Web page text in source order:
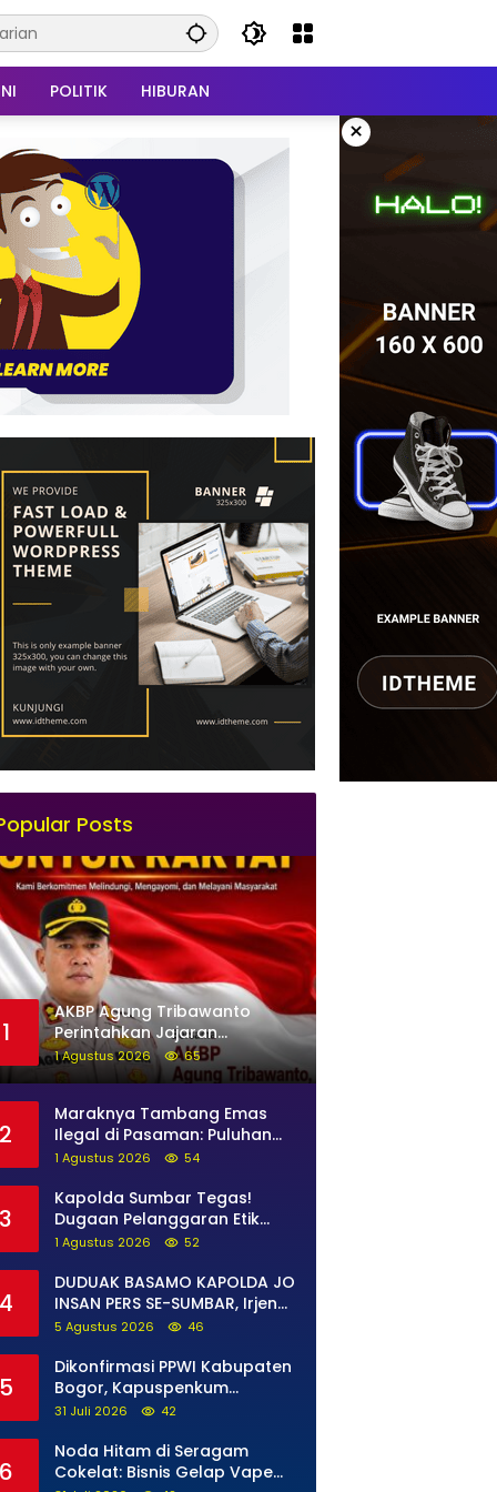
POLITIK HIBURAN
×
Posts
1
AKBP Agung Tribawanto
Perintahkan Jajaran
Persempit Ruang Gerak
Bandar Narkoba di Pasaman
1 Agustus 2026 65
2
Maraknya Tambang Emas
Ilegal di Pasaman: Puluhan
Unit Excavator Merusak Alam,
Lolo
1 Agustus 2026 54
3
Kapolda Sumbar Tegas!
Dugaan Pelanggaran Etik
Anggota Diproses Tanpa
AKBP F Dipercepat
1 Agustus 2026 52
4
DUDUAK BASAMO KAPOLDA JO
INSAN PERS SE-SUMBAR, Irjen
Pol. Djati Wiyoto Abadhy
bagi Pelanggar Hukum di
Internal Polri
5 Agustus 2026 46
5
Dikonfirmasi PPWI Kabupaten
Bogor, Kapuspenkum
Kejagung RI Benarkan Kasi
Bogor Jalani Pemeriksaan
31 Juli 2026 42
6
Noda Hitam di Seragam
Cokelat: Bisnis Gelap Vape